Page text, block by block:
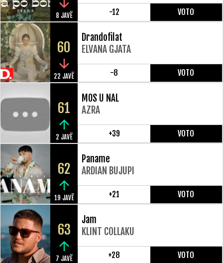
8 JAVË -12 VOTO
60
22 JAVË
Drandofilat
ELVANA GJATA
-8 VOTO
61
2 JAVË
MOS U NAL
AZRA
+39 VOTO
62
19 JAVË
Paname
ARDIAN BUJUPI
+21 VOTO
63
7 JAVË
Jam
KLINT COLLAKU
+28 VOTO